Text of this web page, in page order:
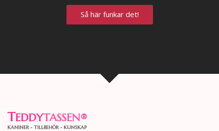
Så här funkar det!
TEDDYTASSEN®
KANINER - TILLBEHÖR - KUNSKAP